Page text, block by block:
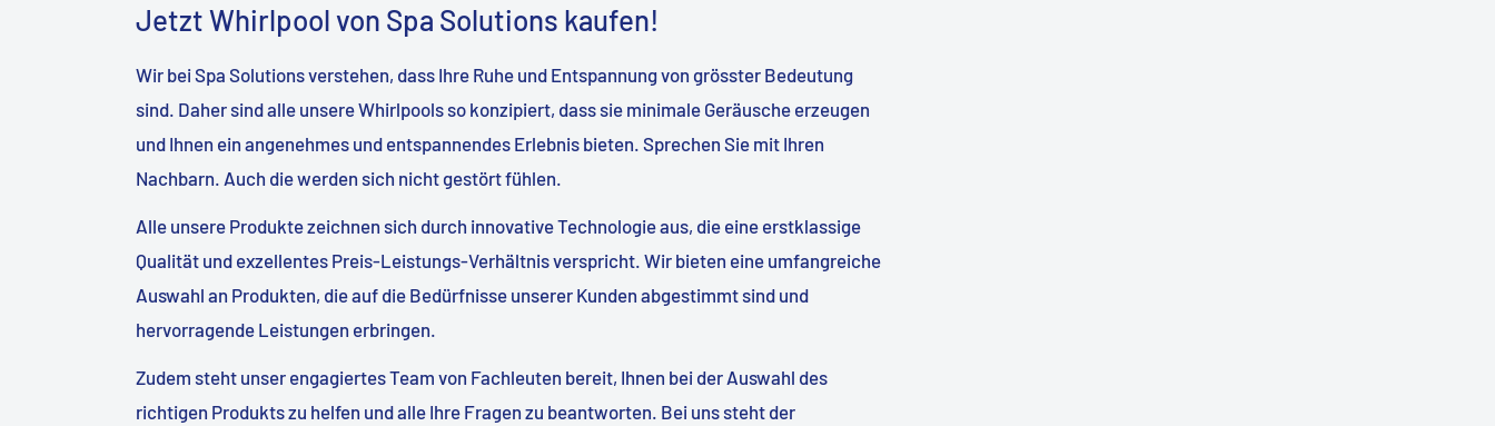
Jetzt Whirlpool von Spa Solutions kaufen!
Wir bei Spa Solutions verstehen, dass Ihre Ruhe und Entspannung von grösster Bedeutung
sind. Daher sind alle unsere Whirlpools so konzipiert, dass sie minimale Geräusche erzeugen
und Ihnen ein angenehmes und entspannendes Erlebnis bieten. Sprechen Sie mit Ihren
Nachbarn. Auch die werden sich nicht gestört fühlen.
Alle unsere Produkte zeichnen sich durch innovative Technologie aus, die eine erstklassige
Qualität und exzellentes Preis-Leistungs-Verhältnis verspricht. Wir bieten eine umfangreiche
Auswahl an Produkten, die auf die Bedürfnisse unserer Kunden abgestimmt sind und
hervorragende Leistungen erbringen.
Zudem steht unser engagiertes Team von Fachleuten bereit, Ihnen bei der Auswahl des
richtigen Produkts zu helfen und alle Ihre Fragen zu beantworten. Bei uns steht der